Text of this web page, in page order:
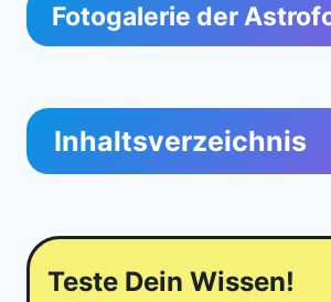
Fotogalerie der
Inhaltsverzeichnis
Teste Dein Wissen!